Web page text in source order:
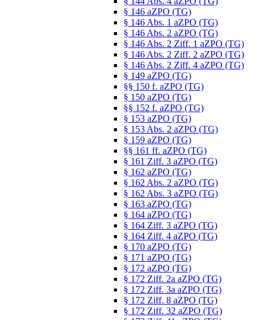
§ 146 aZPO (TG)
§ 146 Abs. 1 aZPO (TG)
§ 146 Abs. 2 aZPO (TG)
§ 146 Abs. 2 Ziff. 1 aZPO (TG)
§ 146 Abs. 2 Ziff. 2 aZPO (TG)
§ 146 Abs. 2 Ziff. 4 aZPO (TG)
§ 149 aZPO (TG)
§§ 150 f. aZPO (TG)
§ 150 aZPO (TG)
§§ 152 f. aZPO (TG)
§ 153 aZPO (TG)
§ 153 Abs. 2 aZPO (TG)
§ 159 aZPO (TG)
§§ 161 ff. aZPO (TG)
§ 161 Ziff. 3 aZPO (TG)
§ 162 aZPO (TG)
§ 162 Abs. 2 aZPO (TG)
§ 162 Abs. 3 aZPO (TG)
§ 163 aZPO (TG)
§ 164 aZPO (TG)
§ 164 Ziff. 3 aZPO (TG)
§ 164 Ziff. 4 aZPO (TG)
§ 170 aZPO (TG)
§ 171 aZPO (TG)
§ 172 aZPO (TG)
§ 172 Ziff. 2a aZPO (TG)
§ 172 Ziff. 3a aZPO (TG)
§ 172 Ziff. 8 aZPO (TG)
§ 172 Ziff. 32 aZPO (TG)